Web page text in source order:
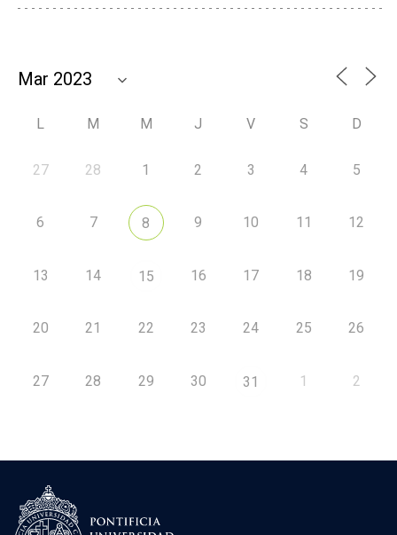
L M M J V S D
27 28 1 2 3 4 5
6 7 8 9 10 11 12
13 14 15 16 17 18 19
20 21 22 23 24 25 26
27 28 29 30 31 1 2